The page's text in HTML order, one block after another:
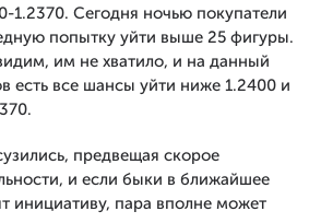
1.2370. Сегодня ночью покупатели
попытку уйти выше 25 фигуры.
им не хватило, и на данный
есть все шансы уйти ниже 1.2400 и
предвещая скорое
и если быки в ближайшее
инициативу, пара вполне может